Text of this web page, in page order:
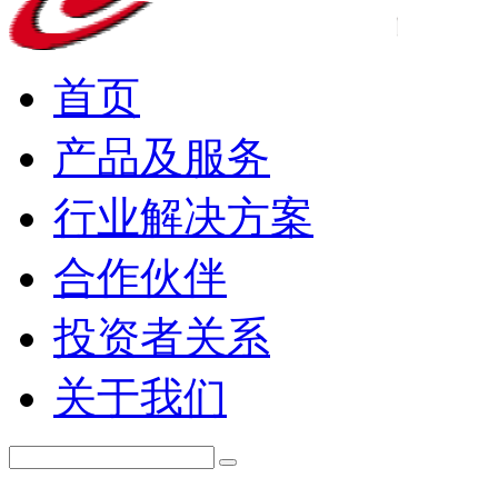
首页
产品及服务
行业解决方案
合作伙伴
投资者关系
关于我们